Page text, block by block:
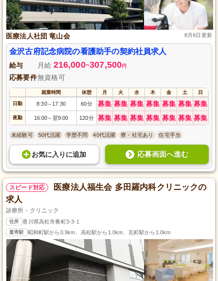
医療法人社団 竜山会 8月6日更新
金沢古府記念病院の看護助手の契約社員求人
給与 月給 216,000~307,500円
応募要件無資格可
就業時間 休憩 月 火 水 木 金 土 日
日勤 8:30～ 17:30 60分 募集 募集 募集 募集 募集 募集 募集
夜勤 16:00～ 翌9:00 120分 募集 募集 募集 募集 募集 募集 募集
未経験可 50代活躍 学歴不問 40代活躍 寮・社宅あり 住宅手当
お気に入り に追加 応募画面へ進む
スピード対応
医療法人福生会 多田羅内科クリニックの
求人
診療所・クリニック
住所 香川県高松市番町3-3-1
最寄駅 昭和町駅から0.9km、高松駅から1.0km、瓦町駅から1.0km